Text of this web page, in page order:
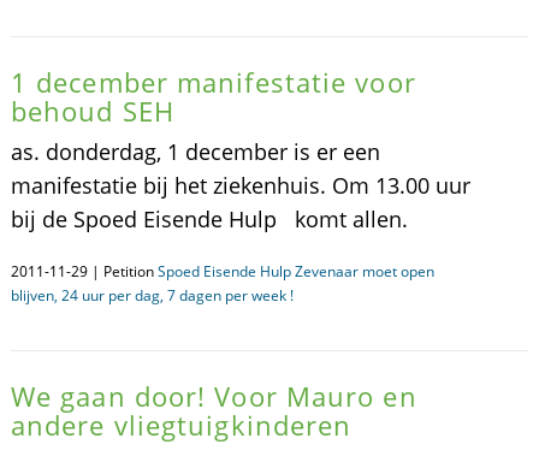
1 december manifestatie voor
behoud SEH
as. donderdag, 1 december is er een
manifestatie bij het ziekenhuis. Om 13.00 uur
bij de Spoed Eisende Hulp komt allen.
2011-11-29 | PetitionSpoed Eisende Hulp Zevenaar moet open
blijven, 24 uur per dag, 7 dagen per week !
We gaan door! Voor Mauro en
andere vliegtuigkinderen